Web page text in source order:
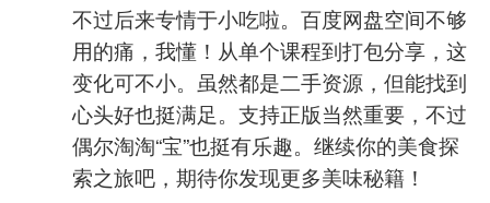
不过后来专情于小吃啦。百度网盘空间不够
用的痛，我懂！从单个课程到打包分享，这
变化可不小。虽然都是二手资源，但能找到
心头好也挺满足。支持正版当然重要，不过
偶尔淘淘“宝”也挺有乐趣。继续你的美食探
索之旅吧，期待你发现更多美味秘籍！